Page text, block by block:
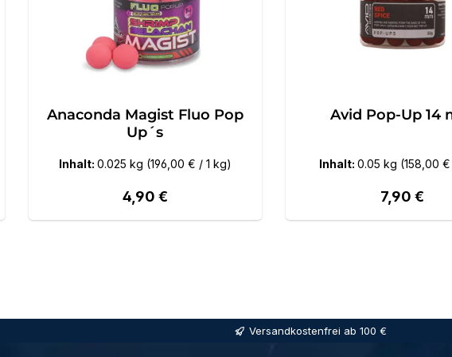
Anaconda Magist Fluo Pop
Up´s
Inhalt: 0.025 kg (196,00 € / 1 kg)
Regulärer Preis:
4,90 €
Avid Pop-Up 14
Inhalt: 0.05 kg (158,00
Regulärer
7,90 €
Versandkostenfrei ab 100 €